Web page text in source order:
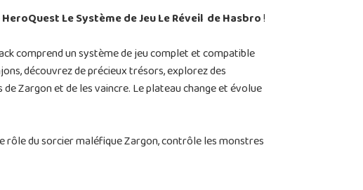
HeroQuest Le Système de Jeu Le Réveil de Hasbro!
comprend un système de jeu complet et compatible
découvrez de précieux trésors, explorez des
Zargon et de les vaincre. Le plateau change et évolue
rôle du sorcier maléfique Zargon, contrôle les monstres